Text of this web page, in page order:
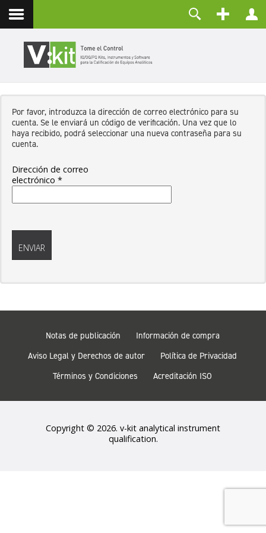
Contacto
Contraseña
CONECTAR
¿Olvidó su contraseña?
Por favor, introduzca la dirección de correo electrónico para su
cuenta. Se le enviará un código de verificación. Una vez que lo
haya recibido, podrá seleccionar una nueva contraseña para su
cuenta.
Dirección de correo
electrónico *
ENVIAR
Notas de publicación
Información de compra
Aviso Legal y Derechos de autor
Política de Privacidad
Términos y Condiciones
Acreditación ISO
Copyright © 2026. v-kit analytical instrument
qualification.